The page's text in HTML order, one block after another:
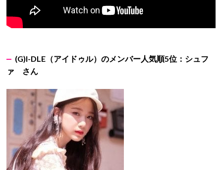
(G)I-DLE （アイドゥル）のメンバー人気順5位：シュフ
ァ さん